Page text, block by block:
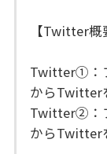
【Twitter概
Twitter①：
からTwitter
Twitter②：
からTwitter